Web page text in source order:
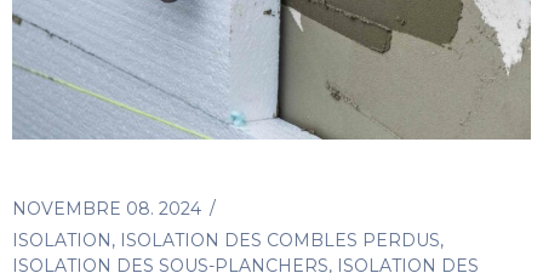
NOVEMBRE 08. 2024
ISOLATION, ISOLATION DES COMBLES PERDUS,
ISOLATION DES SOUS-PLANCHERS, ISOLATION DES